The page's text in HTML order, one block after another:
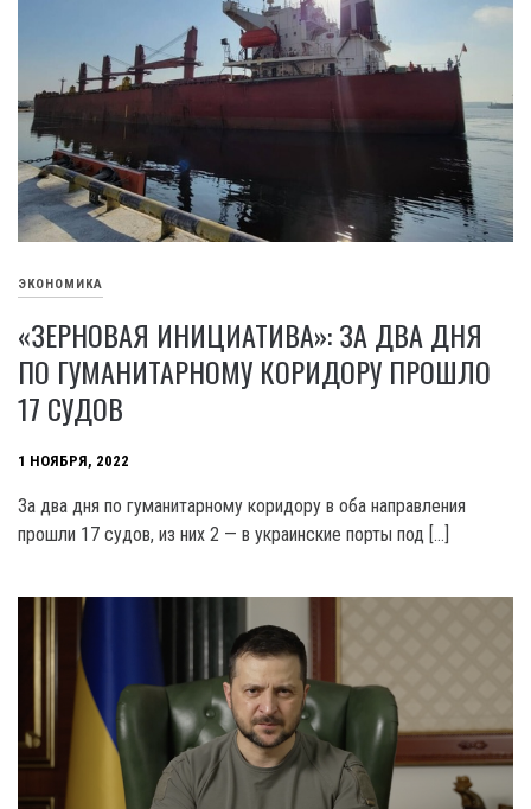
ЭКОНОМИКА
«ЗЕРНОВАЯ ИНИЦИАТИВА»: ЗА ДВА ДНЯ
ПО ГУМАНИТАРНОМУ КОРИДОРУ ПРОШЛО
17 СУДОВ
1 НОЯБРЯ, 2022
За два дня по гуманитарному коридору в оба направления
прошли 17 судов, из них 2 — в украинские порты под […]